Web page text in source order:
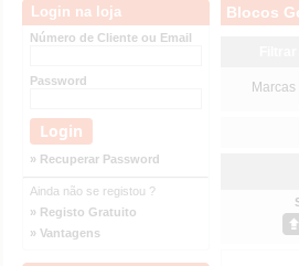
Login na loja
Número de Cliente ou Email
Password
» Recuperar Password
Ainda não se registou ?
» Registo Gratuito
» Vantagens
Blocos
Marcas